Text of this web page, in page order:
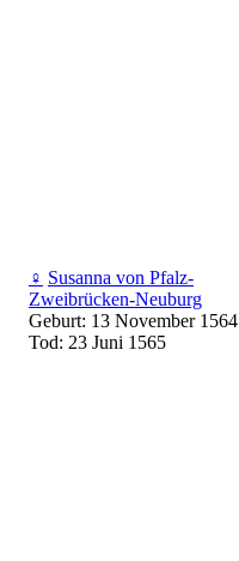
♀ Susanna von Pfalz-
Zweibrücken-Neuburg
Geburt: 13 November 1564
Tod: 23 Juni 1565